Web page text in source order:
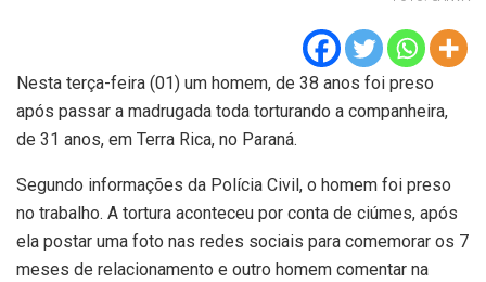
Nesta terça-feira (01) um homem, de 38 anos foi preso
após passar a madrugada toda torturando a companheira,
de 31 anos, em Terra Rica, no Paraná.
Segundo informações da Polícia Civil, o homem foi preso
no trabalho. A tortura aconteceu por conta de ciúmes, após
ela postar uma foto nas redes sociais para comemorar os 7
meses de relacionamento e outro homem comentar na